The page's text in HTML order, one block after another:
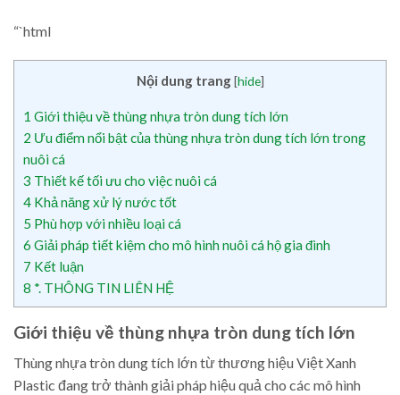
“`html
Nội dung trang [hide]
1 Giới thiệu về thùng nhựa tròn dung tích lớn
2 Ưu điểm nổi bật của thùng nhựa tròn dung tích lớn trong
nuôi cá
3 Thiết kế tối ưu cho việc nuôi cá
4 Khả năng xử lý nước tốt
5 Phù hợp với nhiều loại cá
6 Giải pháp tiết kiệm cho mô hình nuôi cá hộ gia đình
7 Kết luận
8 *. THÔNG TIN LIÊN HỆ
Giới thiệu về thùng nhựa tròn dung tích lớn
Thùng nhựa tròn dung tích lớn từ thương hiệu Việt Xanh
Plastic đang trở thành giải pháp hiệu quả cho các mô hình